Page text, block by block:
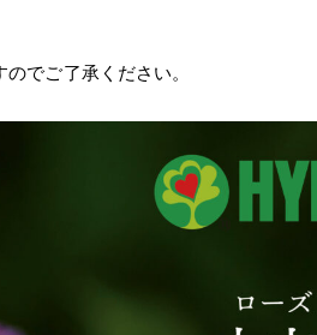
でご了承ください。